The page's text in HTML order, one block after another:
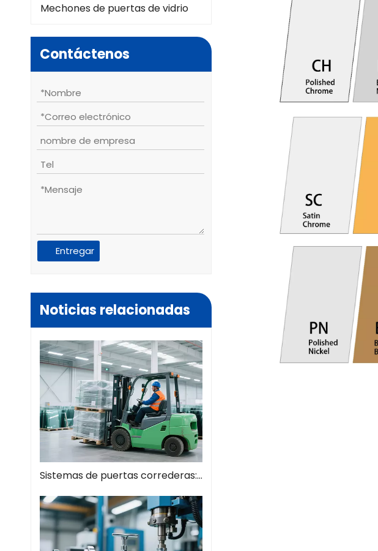
Mechones de puertas de vidrio
Contáctenos
Entregar
Noticias relacionadas
Sistemas de puertas correderas: guía completa de soluciones espaciales modernas